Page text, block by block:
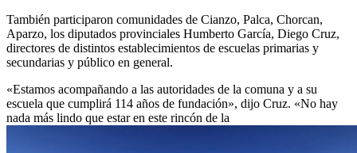
También participaron comunidades de Cianzo, Palca, Chorcan,
Aparzo, los diputados provinciales Humberto García, Diego Cruz,
directores de distintos establecimientos de escuelas primarias y
secundarias y público en general.
«Estamos acompañando a las autoridades de la comuna y a su
escuela que cumplirá 114 años de fundación», dijo Cruz. «No hay
nada más lindo que estar en este rincón de la